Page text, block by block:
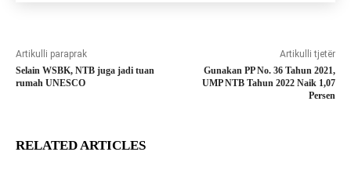
Artikulli paraprak
Selain WSBK, NTB juga jadi tuan
rumah UNESCO
Artikulli tjetër
Gunakan PP No. 36 Tahun 2021,
UMP NTB Tahun 2022 Naik 1,07
Persen
RELATED ARTICLES